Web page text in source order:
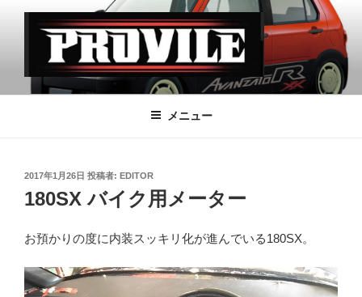
PROVILE
メニュー
投
稿
日:
2017年1月26日 投稿者: EDITOR
180SX バイク用メーター
お預かりの度に内装スッキリ化が進んでいる180SX。